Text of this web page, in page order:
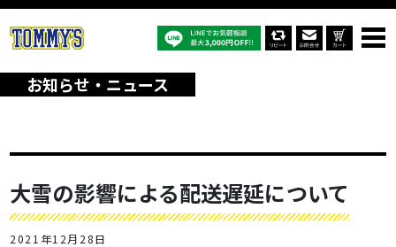
大雪の影響による配送遅延について
お知らせ・ニュース
大雪の影響による配送遅延について
2021年12月28日